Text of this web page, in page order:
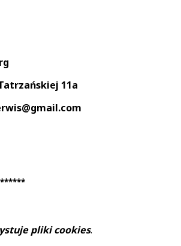
11a
pliki cookies.